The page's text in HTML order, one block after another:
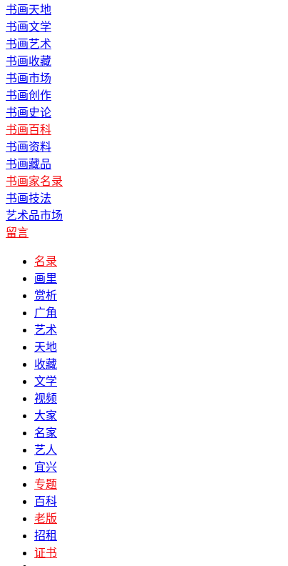
书画天地
书画文学
书画艺术
书画收藏
书画市场
书画创作
书画史论
书画百科
书画资料
书画藏品
书画家名录
书画技法
艺术品市场
留言
名录
画里
赏析
广角
艺术
天地
收藏
文学
视频
大家
名家
艺人
宜兴
专题
百科
老版
招租
证书